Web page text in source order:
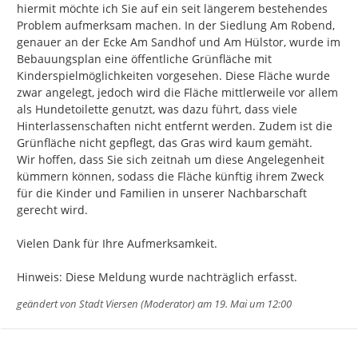
hiermit möchte ich Sie auf ein seit längerem bestehendes
Problem aufmerksam machen. In der Siedlung Am Robend,
genauer an der Ecke Am Sandhof und Am Hülstor, wurde im
Bebauungsplan eine öffentliche Grünfläche mit
Kinderspielmöglichkeiten vorgesehen. Diese Fläche wurde
zwar angelegt, jedoch wird die Fläche mittlerweile vor allem
als Hundetoilette genutzt, was dazu führt, dass viele
Hinterlassenschaften nicht entfernt werden. Zudem ist die
Grünfläche nicht gepflegt, das Gras wird kaum gemäht.
Wir hoffen, dass Sie sich zeitnah um diese Angelegenheit
kümmern können, sodass die Fläche künftig ihrem Zweck
für die Kinder und Familien in unserer Nachbarschaft
gerecht wird.
Vielen Dank für Ihre Aufmerksamkeit.
Hinweis: Diese Meldung wurde nachträglich erfasst.
geändert von Stadt Viersen (Moderator)am 19. Mai um 12:00